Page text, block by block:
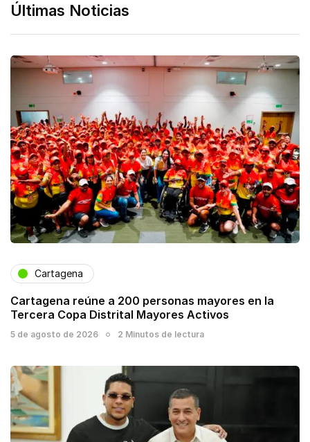
Últimas Noticias
Cartagena
Cartagena reúne a 200 personas mayores en la
Tercera Copa Distrital Mayores Activos
5 de agosto de 2026 2 Minutos de lectura